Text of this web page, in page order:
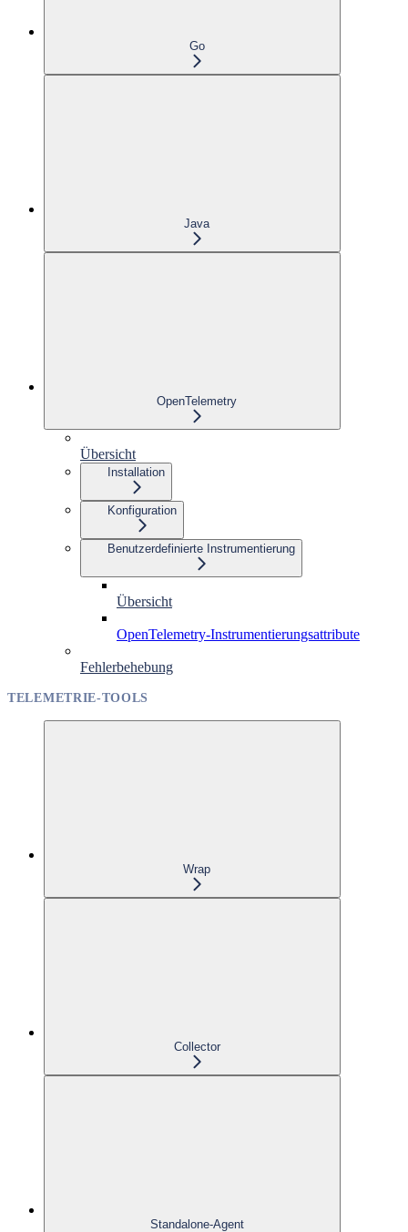
Go
Java
OpenTelemetry
Übersicht
Installation
Konfiguration
Benutzerdefinierte Instrumentierung
Übersicht
OpenTelemetry-Instrumentierungsattribute
Fehlerbehebung
TELEMETRIE-TOOLS
Wrap
Collector
Standalone-Agent